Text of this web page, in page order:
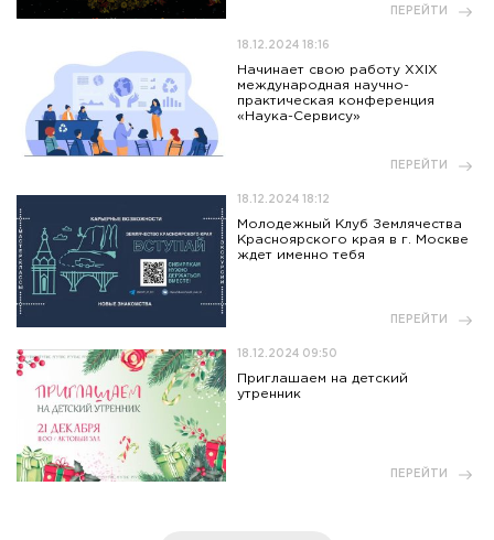
ПЕРЕЙТИ
18.12.2024 18:16
Начинает свою работу XXIX
международная научно-
практическая конференция
«Наука-Сервису»
ПЕРЕЙТИ
18.12.2024 18:12
Молодежный Клуб Землячества
Красноярского края в г. Москве
ждет именно тебя
ПЕРЕЙТИ
18.12.2024 09:50
Приглашаем на детский
утренник
ПЕРЕЙТИ